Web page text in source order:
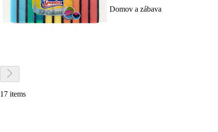
Domov a zábava
17 items